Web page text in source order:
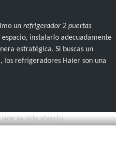
un refrigerador 2 puertas
instalarlo adecuadamente
estratégica. Si buscas un
los refrigeradores Haier son una